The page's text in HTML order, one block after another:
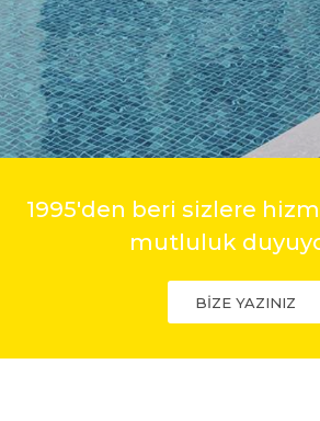
1995'den beri sizlere
mutluluk
BİZE YAZINIZ